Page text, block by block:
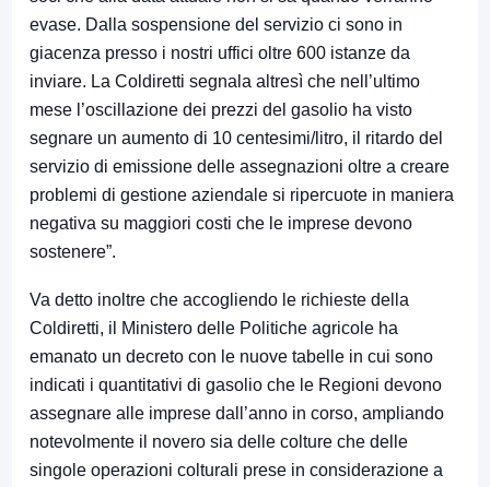
evase. Dalla sospensione del servizio ci sono in
giacenza presso i nostri uffici oltre 600 istanze da
inviare. La Coldiretti segnala altresì che nell’ultimo
mese l’oscillazione dei prezzi del gasolio ha visto
segnare un aumento di 10 centesimi/litro, il ritardo del
servizio di emissione delle assegnazioni oltre a creare
problemi di gestione aziendale si ripercuote in maniera
negativa su maggiori costi che le imprese devono
sostenere”.
Va detto inoltre che accogliendo le richieste della
Coldiretti, il Ministero delle Politiche agricole ha
emanato un decreto con le nuove tabelle in cui sono
indicati i quantitativi di gasolio che le Regioni devono
assegnare alle imprese dall’anno in corso, ampliando
notevolmente il novero sia delle colture che delle
singole operazioni colturali prese in considerazione a